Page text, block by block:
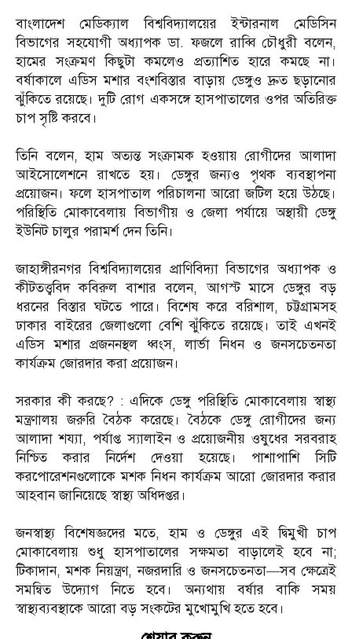
বাংলাদেশ মেডিক্যাল বিশ্ববিদ্যালয়ের ইন্টারনাল মেডিসিন
বিভাগের সহযোগী অধ্যাপক ডা. ফজলে রাব্বি চৌধুরী বলেন,
হামের সংক্রমণ কিছুটা কমলেও প্রত্যাশিত হারে কমছে না।
বর্ষাকালে এডিস মশার বংশবিস্তার বাড়ায় ডেঙ্গুও দ্রুত ছড়ানোর
ঝুঁকিতে রয়েছে। দুটি রোগ একসঙ্গে হাসপাতালের ওপর অতিরিক্ত
চাপ সৃষ্টি করবে।
তিনি বলেন, হাম অত্যন্ত সংক্রামক হওয়ায় রোগীদের আলাদা
আইসোলেশনে রাখতে হয়। ডেঙ্গুর জন্যও পৃথক ব্যবস্থাপনা
প্রয়োজন। ফলে হাসপাতাল পরিচালনা আরো জটিল হয়ে উঠছে।
পরিস্থিতি মোকাবেলায় বিভাগীয় ও জেলা পর্যায়ে অস্থায়ী ডেঙ্গু
ইউনিট চালুর পরামর্শ দেন তিনি।
জাহাঙ্গীরনগর বিশ্ববিদ্যালয়ের প্রাণিবিদ্যা বিভাগের অধ্যাপক ও
কীটতত্ত্ববিদ কবিরুল বাশার বলেন, আগস্ট মাসে ডেঙ্গুর বড়
ধরনের বিস্তার ঘটতে পারে। বিশেষ করে বরিশাল, চট্টগ্রামসহ
ঢাকার বাইরের জেলাগুলো বেশি ঝুঁকিতে রয়েছে। তাই এখনই
এডিস মশার প্রজননস্থল ধ্বংস, লার্ভা নিধন ও জনসচেতনতা
কার্যক্রম জোরদার করা প্রয়োজন।
সরকার কী করছে? : এদিকে ডেঙ্গু পরিস্থিতি মোকাবেলায় স্বাস্থ্য
মন্ত্রণালয় জরুরি বৈঠক করেছে। বৈঠকে ডেঙ্গু রোগীদের জন্য
আলাদা শয্যা, পর্যাপ্ত স্যালাইন ও প্রয়োজনীয় ওষুধের সরবরাহ
নিশ্চিত করার নির্দেশ দেওয়া হয়েছে। পাশাপাশি সিটি
করপোরেশনগুলোকে মশক নিধন কার্যক্রম আরো জোরদার করার
আহবান জানিয়েছে স্বাস্থ্য অধিদপ্তর।
জনস্বাস্থ্য বিশেষজ্ঞদের মতে, হাম ও ডেঙ্গুর এই দ্বিমুখী চাপ
মোকাবেলায় শুধু হাসপাতালের সক্ষমতা বাড়ালেই হবে না;
টিকাদান, মশক নিয়ন্ত্রণ, নজরদারি ও জনসচেতনতা—সব ক্ষেত্রেই
সমন্বিত উদ্যোগ নিতে হবে। অন্যথায় বর্ষার বাকি সময়
স্বাস্থ্যব্যবস্থাকে আরো বড় সংকটের মুখোমুখি হতে হবে।